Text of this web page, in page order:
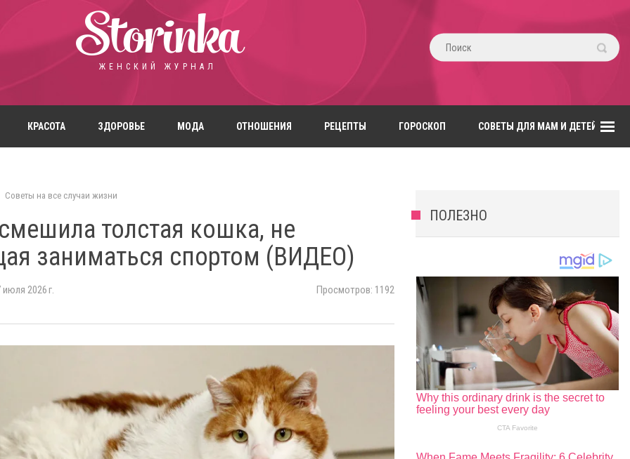
Storinka
ЖЕНСКИЙ ЖУРНАЛ
КРАСОТА ЗДОРОВЬЕ МОДА ОТНОШЕНИЯ РЕЦЕПТЫ ГОРОСКОП СОВЕТЫ ДЛЯ МАМ И ДЕТЕЙ
Советы на все случаи жизни
толстая кошка, не
заниматься спортом (ВИДЕО)
2026 г. Просмотров: 1192
ПОЛЕЗНО